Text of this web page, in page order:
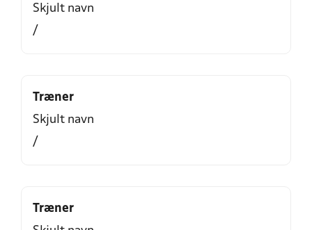
Skjult navn
/
Træner
Skjult navn
/
Træner